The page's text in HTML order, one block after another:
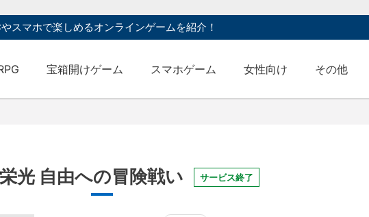
スマホで楽しめるオンラインゲームを紹介！
宝箱開けゲーム スマホゲーム 女性向け その他
光 自由への冒険戦い サービス終了